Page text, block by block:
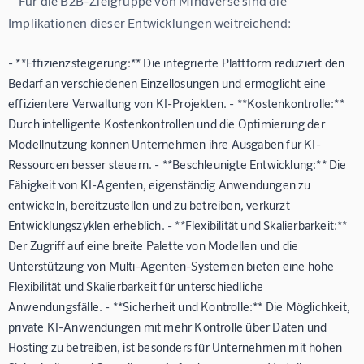
- **Effizienzsteigerung:** Die integrierte Plattform reduziert den
Bedarf an verschiedenen Einzellösungen und ermöglicht eine
effizientere Verwaltung von KI-Projekten. - **Kostenkontrolle:**
Durch intelligente Kostenkontrollen und die Optimierung der
Modellnutzung können Unternehmen ihre Ausgaben für KI-
Ressourcen besser steuern. - **Beschleunigte Entwicklung:** Die
Fähigkeit von KI-Agenten, eigenständig Anwendungen zu
entwickeln, bereitzustellen und zu betreiben, verkürzt
Entwicklungszyklen erheblich. - **Flexibilität und Skalierbarkeit:**
Der Zugriff auf eine breite Palette von Modellen und die
Unterstützung von Multi-Agenten-Systemen bieten eine hohe
Flexibilität und Skalierbarkeit für unterschiedliche
Anwendungsfälle. - **Sicherheit und Kontrolle:** Die Möglichkeit,
private KI-Anwendungen mit mehr Kontrolle über Daten und
Hosting zu betreiben, ist besonders für Unternehmen mit hohen